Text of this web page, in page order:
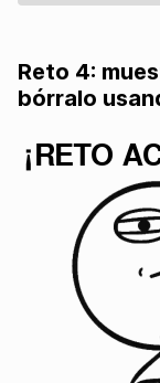
Reto 4:
bórralo